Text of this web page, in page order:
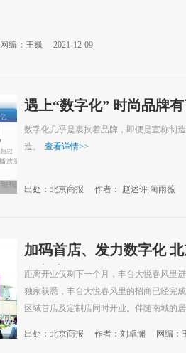
网编：王巍 2021-12-09
遇上“数字化” 时尚品牌
数字化几乎是裹挟着品牌，即便是宣称制
造。
查看详情>>
出处：北京商报 作者： 赵述评 蔺雨薇
加码首店、发力数字化
将入市
距离开业仅剩下一个月，丰台大悦春风里
独家获悉，丰台大悦春风里的招商已经完
区域首店及定制店同时开业。伴随南城的
出处：北京商报 作者：刘卓澜 网编：